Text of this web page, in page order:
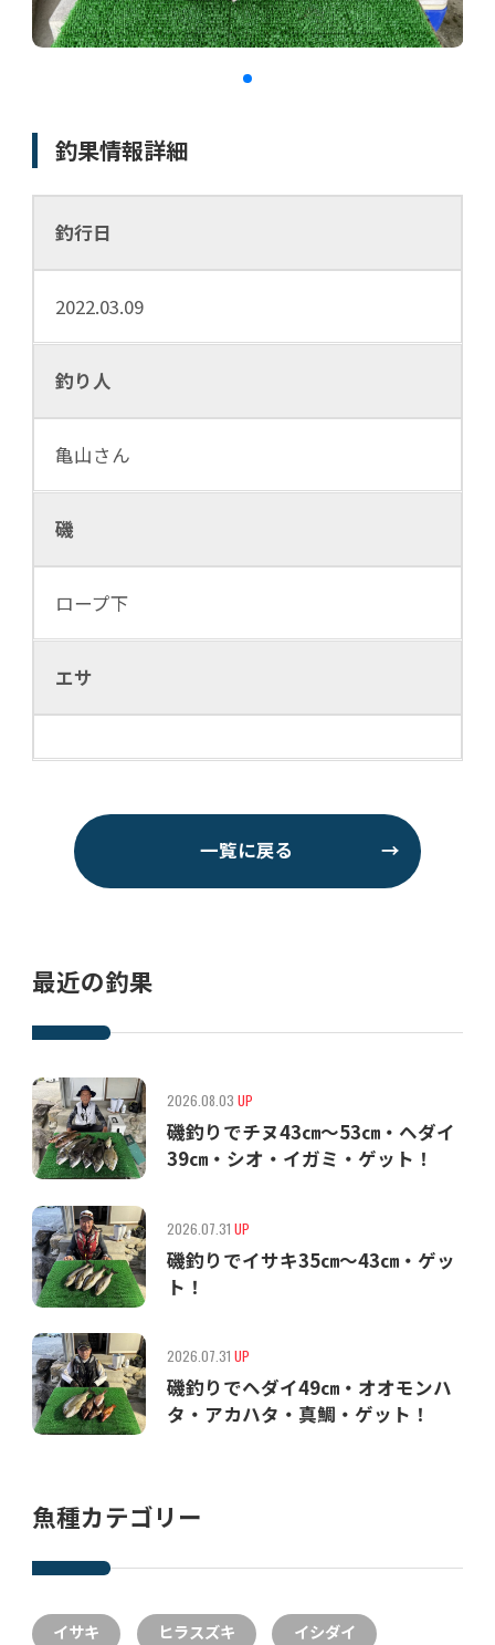
釣果情報詳細
釣行日
2022.03.09
釣り人
亀山さん
磯
ロープ下
エサ
一覧に戻る →
最近の釣果
2026.08.03 UP
磯釣りでチヌ43㎝〜53㎝・ヘダイ
39㎝・シオ・イガミ・ゲット！
2026.07.31 UP
磯釣りでイサキ35㎝〜43㎝・ゲッ
ト！
2026.07.31 UP
磯釣りでヘダイ49㎝・オオモンハ
タ・アカハタ・真鯛・ゲット！
魚種カテゴリー
イサキ ヒラスズキ イシダイ